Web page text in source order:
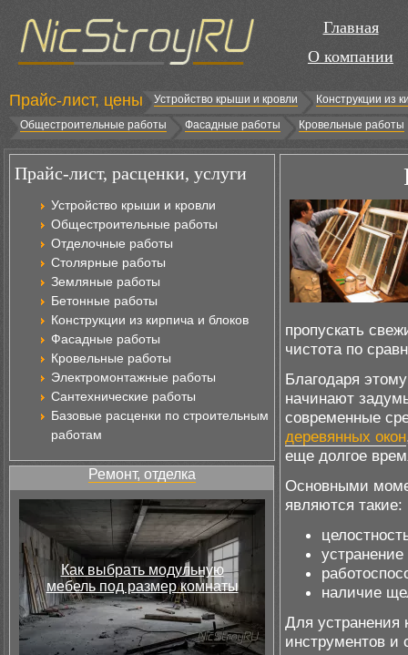
Главная
О компании
Прайс-лист, цены Устройство крыши и кровли
Конструкции из
Общестроительные работы
Фасадные работы Кровельные работы
Прайс-лист, расценки, услуги
Устройство крыши и кровли
Общестроительные работы
Отделочные работы
Столярные работы
Земляные работы
Бетонные работы
Конструкции из кирпича и блоков
Фасадные работы
Кровельные работы
Электромонтажные работы
Сантехнические работы
Базовые расценки по строительным
работам
Ремонт, отделка
Как выбрать модульную
мебель под размер комнаты
пропускать
чистота по
Благодаря
начинают
современные
деревянных окон
еще долгое
Основными
являются такие:
наличие
Для устранения
инструментов и